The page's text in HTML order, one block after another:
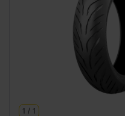
1 / 1